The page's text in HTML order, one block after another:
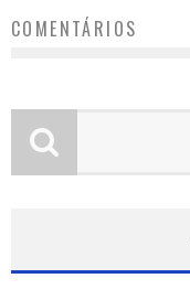
COMENTÁRIOS